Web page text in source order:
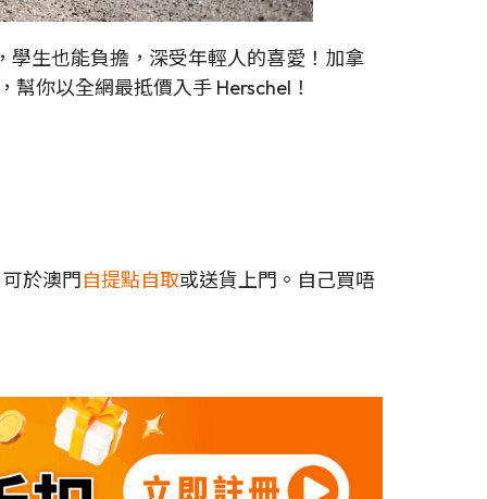
學生也能負擔，深受年輕人的喜愛！加拿
你以全網最抵價入手 Herschel！
於澳門自提點自取或送貨上門。自己買唔